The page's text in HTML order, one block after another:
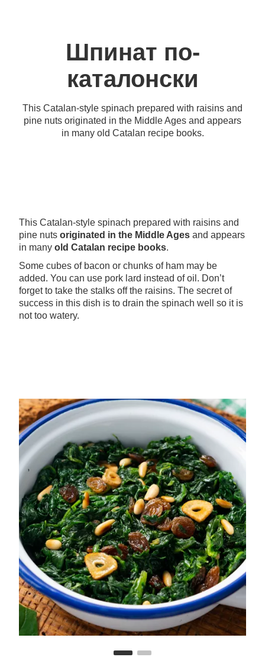
Шпинат по-
каталонски
This Catalan-style spinach prepared with raisins and
pine nuts originated in the Middle Ages and appears
in many old Catalan recipe books.
This Catalan-style spinach prepared with raisins and
pine nuts originated in the Middle Ages and appears
in many old Catalan recipe books.
Some cubes of bacon or chunks of ham may be
added. You can use pork lard instead of oil. Don’t
forget to take the stalks off the raisins. The secret of
success in this dish is to drain the spinach well so it is
not too watery.